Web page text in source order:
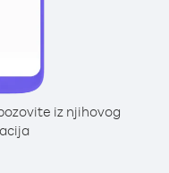
iz njihovog